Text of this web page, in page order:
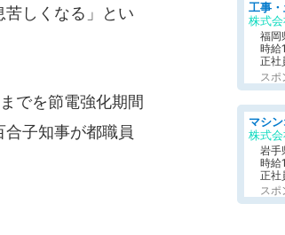
しくなる」とい
でを節電強化期間
子知事が都職員
株式
福岡
時給
正社
スポ
株式
岩手
時給
正社
スポ